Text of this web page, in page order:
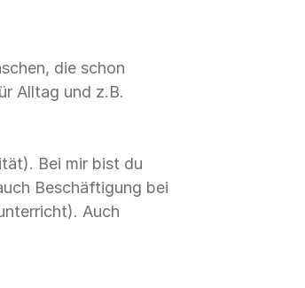
die schon
Alltag und z.B.
Bei mir bist du
Beschäftigung bei
Auch